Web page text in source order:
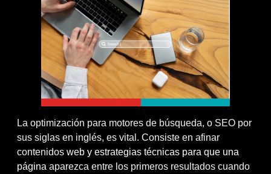
La optimización para motores de búsqueda, o SEO por
sus siglas en inglés, es vital. Consiste en afinar
contenidos web y estrategias técnicas para que una
página aparezca entre los primeros resultados cuando